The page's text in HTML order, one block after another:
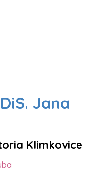
Jana
Klimkovice